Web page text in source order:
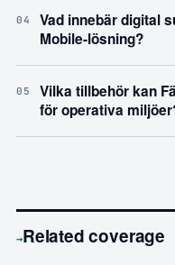
04
Vad innebär digital
Mobile-lösning?
05
Vilka tillbehör kan
för operativa
→Related coverage